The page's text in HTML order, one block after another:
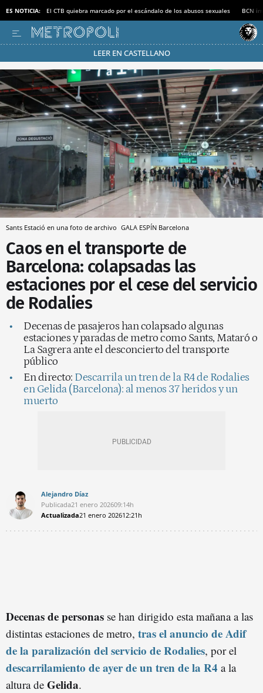
ES NOTICIA: El CTB quiebra marcado por el escándalo de los abusos sexuales BCN
LEER EN CASTELLANO
Pásate al MODO AHORRO
Sants Estació en una foto de archivo GALA ESPÍN Barcelona
Caos en el transporte de
Barcelona: colapsadas las
estaciones por el cese del servicio
de Rodalies
Decenas de pasajeros han colapsado algunas
estaciones y paradas de metro como Sants, Mataró o
La Sagrera ante el desconcierto del transporte
público
En directo: Descarrila un tren de la R4 de Rodalies
en Gelida (Barcelona): al menos 37 heridos y un
muerto
Alejandro Díaz
Publicada21 enero 202609:14h
Actualizada21 enero 202612:21h
Decenas de personas se han dirigido esta mañana a las
distintas estaciones de metro, tras el anuncio de Adif
de la paralización del servicio de Rodalies, por el
descarrilamiento de ayer de un tren de la R4 a la
altura de Gelida.